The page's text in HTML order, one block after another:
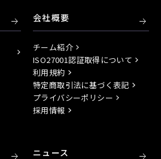
会社概要
チーム紹介
ISO27001認証取得について
利用規約
特定商取引法に基づく表記
プライバシーポリシー
採用情報
ニュース